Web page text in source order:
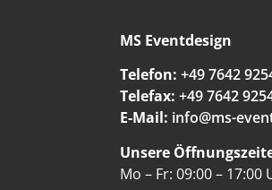
MS Eventdesign
Telefon: +49 7642
Telefax: +49 7642
E-Mail: info@ms-
Unsere
Mo – Fr: 09:00 – 17:00